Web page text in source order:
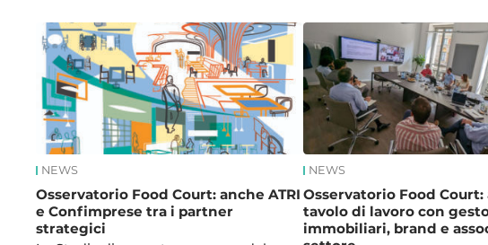
NEWS
Osservatorio Food Court: anche ATRI
e Confimprese tra i partner
strategici
NEWS
Osservatorio Food Court:
tavolo di lavoro con
immobiliari, brand e